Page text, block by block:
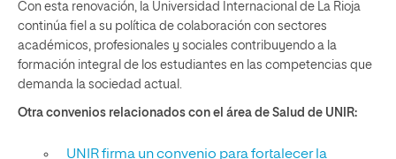
Con esta renovación, la Universidad Internacional de La Rioja
continúa fiel a su política de colaboración con sectores
académicos, profesionales y sociales contribuyendo a la
formación integral de los estudiantes en las competencias que
demanda la sociedad actual.
Otra convenios relacionados con el área de Salud de UNIR:
UNIR firma un convenio para fortalecer la